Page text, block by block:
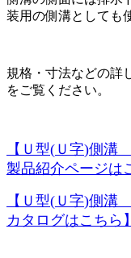
装用の側溝としても
規格・寸法などの詳
をご覧ください。
【Ｕ型( Ｕ字)側溝
製品紹介ページは
【Ｕ型( Ｕ字)側溝
カタログはこちら】